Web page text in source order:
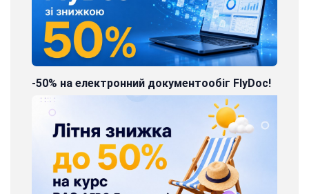
-50% на електронний документообіг FlyDoc!